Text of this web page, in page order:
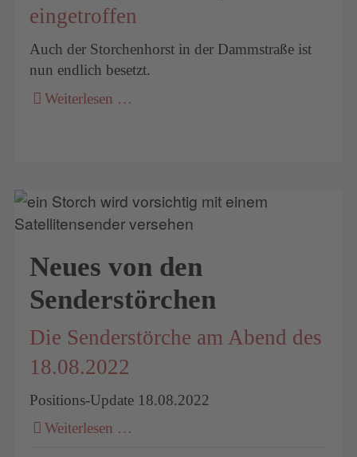
eingetroffen
Auch der Storchenhorst in der Dammstraße ist
nun endlich besetzt.
Weiterlesen …
Neues von den
Senderstörchen
Die Senderstörche am Abend des
18.08.2022
Positions-Update 18.08.2022
Weiterlesen …